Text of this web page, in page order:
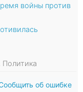
войны против
Политика
об ошибке